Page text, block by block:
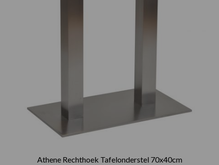
Athene Rechthoek Tafelonderstel 70x40cm